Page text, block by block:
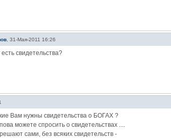
31-Мая-2011 16:26
есть свидетельства?
Вам нужны свидетельства о БОГАХ ?
можете спросить о свидетельствах ....
сами, без всяких свидетельств -